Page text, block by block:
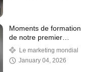
Moments de formation
de notre premier
programme
d’applicateurs agréés à
l’étranger !
Le marketing mondial
January 04, 2026